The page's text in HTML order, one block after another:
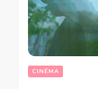
CINÉMA